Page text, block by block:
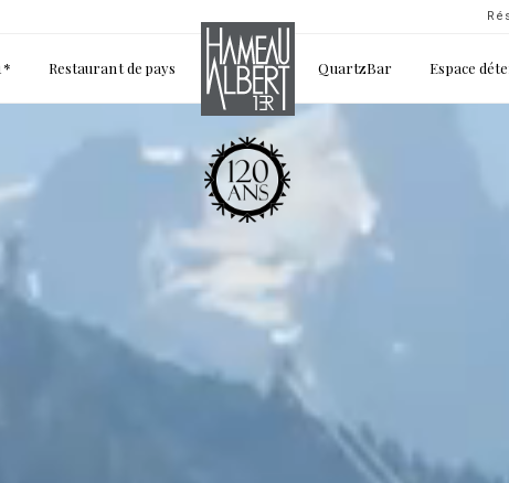
Restaurant de pays QuartzBar Espace